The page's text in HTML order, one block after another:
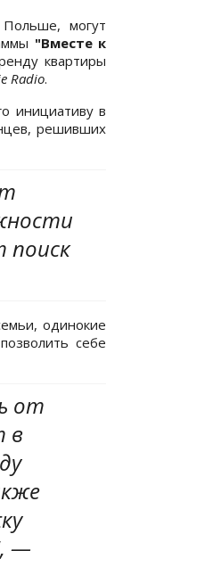
могут
"Вместе к
квартиры
Radio.
инициативу в
решивших
поиск
одинокие
себе
от
в
—